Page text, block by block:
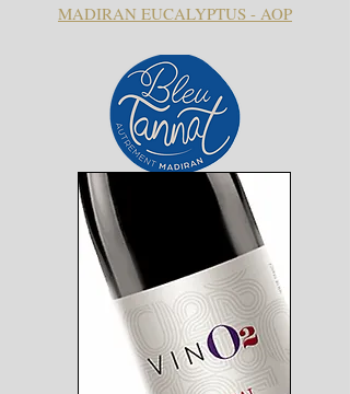
MADIRAN EUCALYPTUS - AOP